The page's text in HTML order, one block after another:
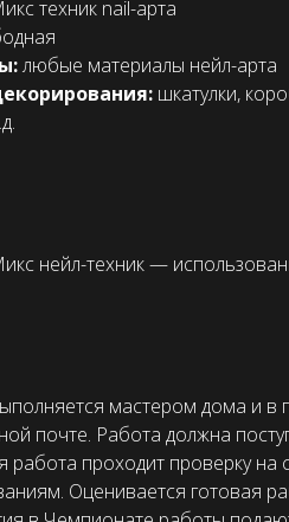
техник nail-арта
любые материалы нейл-арта
шкатулки,
нейл-техник —
мастером дома и в
почте. Работа должна
работа проходит проверку на
Оценивается готовая